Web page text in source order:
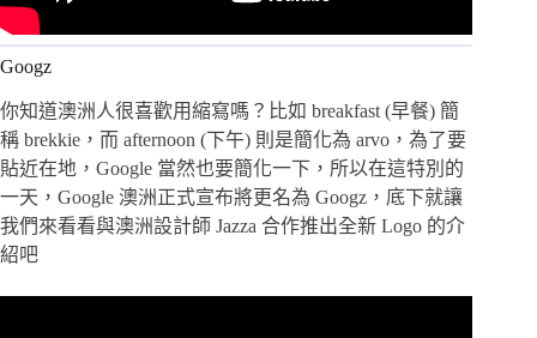
Googz
你知道澳洲人很喜歡用縮寫嗎？比如 breakfast (早餐) 簡
稱 brekkie，而 afternoon (下午) 則是簡化為 arvo，為了要
貼近在地，Google 當然也要簡化一下，所以在這特別的
一天，Google 澳洲正式宣布將更名為 Googz，底下就讓
我們來看看與澳洲設計師 Jazza 合作推出全新 Logo 的介
紹吧